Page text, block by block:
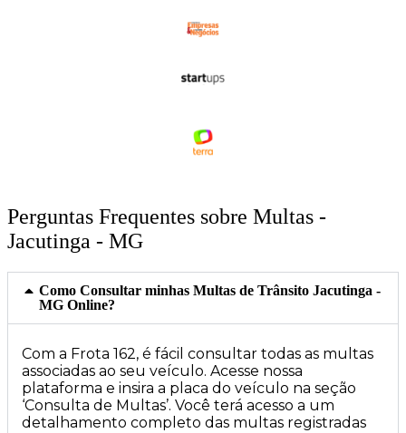
Perguntas Frequentes sobre Multas -
Jacutinga - MG
Como Consultar minhas Multas de Trânsito Jacutinga -
MG Online?
Com a Frota 162, é fácil consultar todas as multas
associadas ao seu veículo. Acesse nossa
plataforma e insira a placa do veículo na seção
‘Consulta de Multas’. Você terá acesso a um
detalhamento completo das multas registradas